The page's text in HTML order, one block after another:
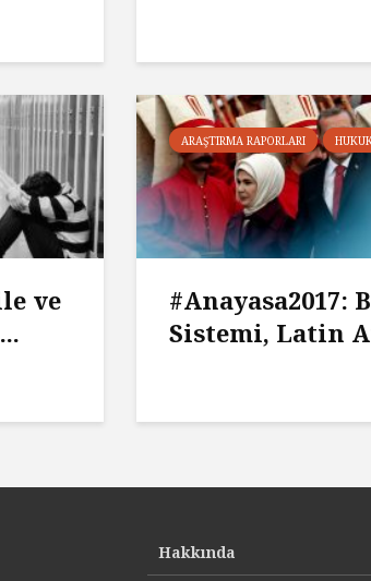
ve
ARAŞTIRMA RAPORLARI
#Anayasa2017:
Sistemi, Latin
Hakkında